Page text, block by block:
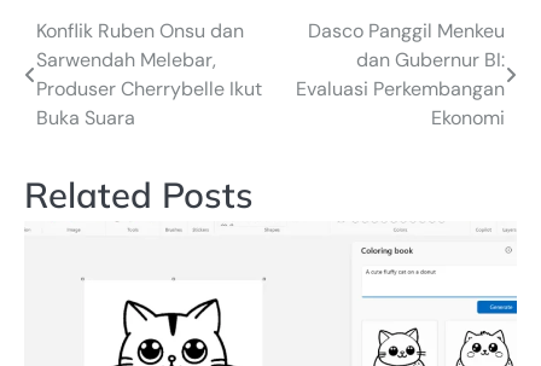
Navigasi
pos
Konflik Ruben Onsu dan
Sarwendah Melebar,
Produser Cherrybelle Ikut
Buka Suara
Dasco Panggil Menkeu
dan Gubernur BI:
Evaluasi Perkembangan
Ekonomi
Related Posts